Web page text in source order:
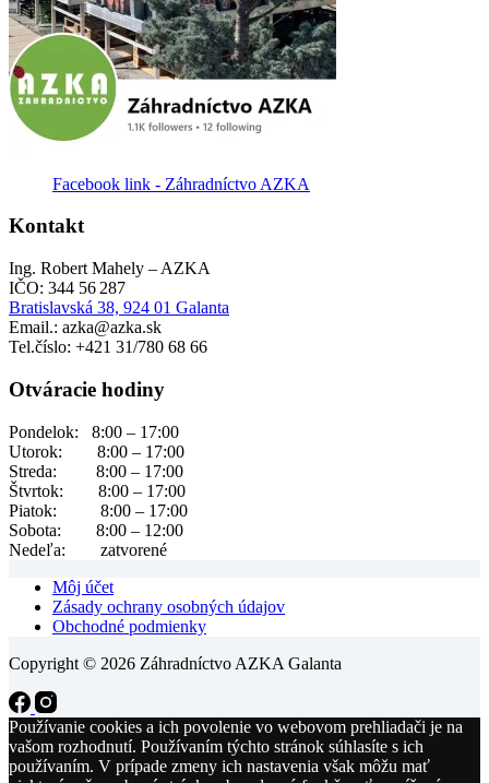
Facebook link - Záhradníctvo AZKA
Kontakt
Ing. Robert Mahely – AZKA
IČO: 344 56 287
Bratislavská 38, 924 01 Galanta
Email.: azka@azka.sk
Tel.číslo: +421 31/780 68 66
Otváracie hodiny
Pondelok: 8:00 – 17:00
Utorok: 8:00 – 17:00
Streda: 8:00 – 17:00
Štvrtok: 8:00 – 17:00
Piatok: 8:00 – 17:00
Sobota: 8:00 – 12:00
Nedeľa: zatvorené
Môj účet
Zásady ochrany osobných údajov
Obchodné podmienky
Copyright © 2026 Záhradníctvo AZKA Galanta
Používanie cookies a ich povolenie vo webovom prehliadači je na
vašom rozhodnutí. Používaním týchto stránok súhlasíte s ich
používaním. V prípade zmeny ich nastavenia však môžu mať